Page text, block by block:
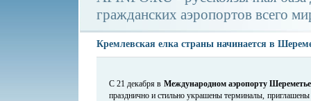
гражданских аэропортов всего
Кремлевская елка страны начинается в
С 21 декабря в Международном аэропорту
празднично и стильно украшены терминалы,